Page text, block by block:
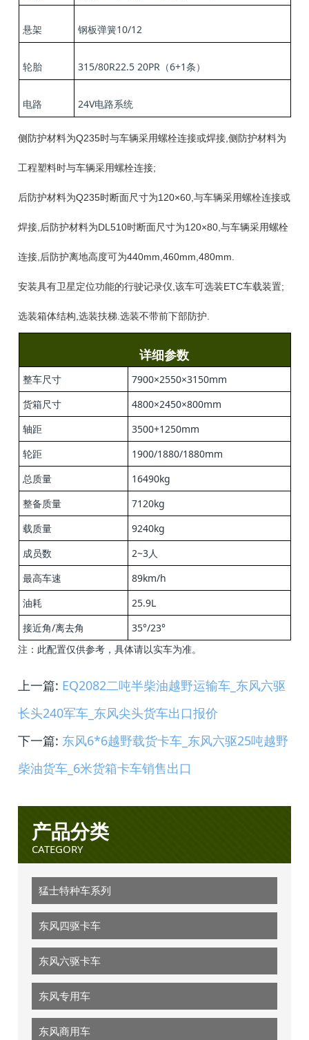
悬架 钢板弹簧10/12
轮胎 315/80R22.5 20PR（6+1条）
电路 24V电路系统
侧防护材料为Q235时与车辆采用螺栓连接或焊接,侧防护材料为
工程塑料时与车辆采用螺栓连接;
后防护材料为Q235时断面尺寸为120×60,与车辆采用螺栓连接或
焊接,后防护材料为DL510时断面尺寸为120×80,与车辆采用螺栓
连接,后防护离地高度可为440mm,460mm,480mm.
安装具有卫星定位功能的行驶记录仪,该车可选装ETC车载装置;
选装箱体结构,选装扶梯.选装不带前下部防护.
详细参数
整车尺寸
7900×2550×3150mm
货箱尺寸
4800×2450×800mm
轴距
3500+1250mm
轮距
1900/1880/1880mm
总质量
16490kg
整备质量
7120kg
载质量
9240kg
成员数
2~3人
最高车速
89km/h
油耗
25.9L
接近角/离去角
35°/23°
注：此配置仅供参考，具体请以实车为准。
上一篇: EQ2082二吨半柴油越野运输车_东风六驱
长头240军车_东风尖头货车出口报价
下一篇: 东风6*6越野载货卡车_东风六驱25吨越野
柴油货车_6米货箱卡车销售出口
产品分类
CATEGORY
猛士特种车系列
东风四驱卡车
东风六驱卡车
东风专用车
东风商用车